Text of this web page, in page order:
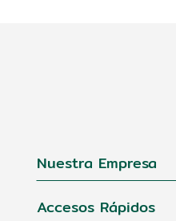
Nuestra Empresa
Accesos Rápidos